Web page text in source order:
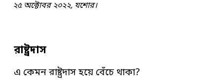
২৫ অক্টোবর ২০২২, যশোর।
রাষ্ট্রদাস
এ কেমন রাষ্ট্রদাস হয়ে বেঁচে থাকা?